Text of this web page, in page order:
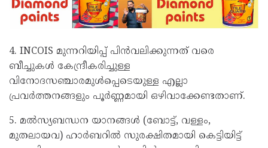
4. INCOIS മുന്നറിയിപ്പ് പിൻവലിക്കുന്നത് വരെ
ബീച്ചുകൾ കേന്ദ്രീകരിച്ചുള്ള
വിനോദസഞ്ചാരമുൾപ്പെടെയുള്ള എല്ലാ
പ്രവർത്തനങ്ങളും പൂർണ്ണമായി ഒഴിവാക്കേണ്ടതാണ്.
5. മൽസ്യബന്ധന യാനങ്ങൾ (ബോട്ട്, വള്ളം,
മുതലായവ) ഹാർബറിൽ സുരക്ഷിതമായി കെട്ടിയിട്ട്